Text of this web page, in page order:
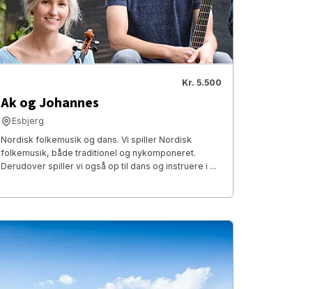
Kr. 5.500
Ak og Johannes
Esbjerg
Nordisk folkemusik og dans. Vi spiller Nordisk
folkemusik, både traditionel og nykomponeret.
Derudover spiller vi også op til dans og instruere i ...